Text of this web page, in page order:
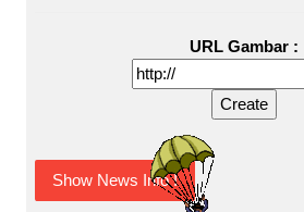
URL Gambar :
Show News Info !